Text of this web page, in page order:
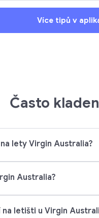
Více tipů v
Často
lety Virgin Australia?
Australia?
letišti u Virgin